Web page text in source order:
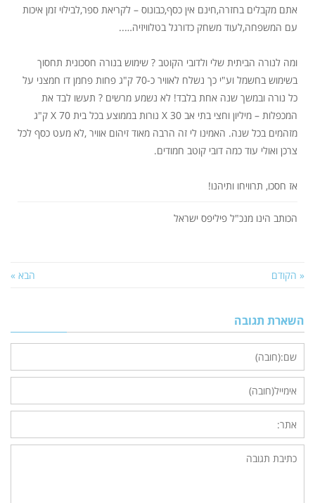
אתם מקבלים בחזרה,חינם אין כסף,כבונוס – לקריאת ספר,לבילוי זמן איכות
עם המשפחה,לעוד משחק כדורגל בטלוויזיה…..
ומה לנורה הביתית שלי ולדובי הקוטב ? שימוש בנורה חסכונית תחסוך
בשימוש בחשמל וע"י כך נשלח לאוויר כ-70 ק"ג פחות פחמן דו חמצני על
כל נורה ובמשך שנה אחת בלבד! לא נשמע מרשים ? תעשו לבד את
המכפלות – מיליון וחצי בתי אב X 30 נורות בממוצע בכל בית X 70 ק"ג
מזהמים בכל שנה. האמינו לי זה הרבה מאוד זיהום אוויר ,לא מעט כסף לכל
צרכן ואולי עוד כמה דובי קוטב חמודים.
אז חסכו, תרוויחו ותיהנו!
הכותב הינו מנכ"ל פיליפס ישראל
« הקודם הבא »
השארת תגובה